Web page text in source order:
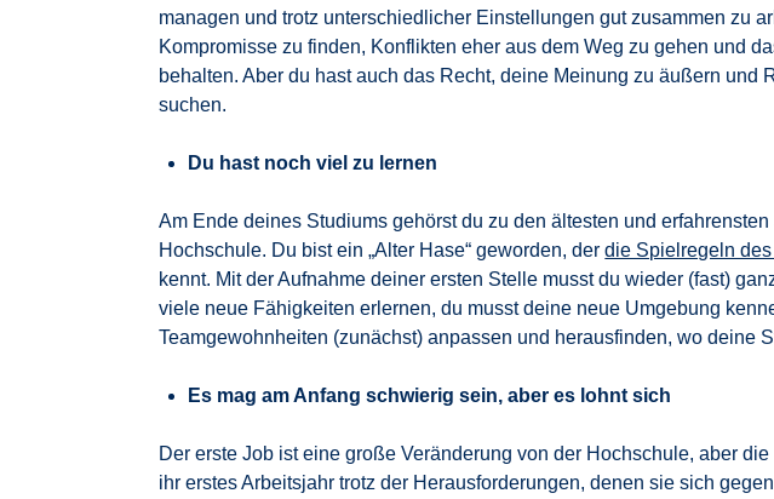
managen und trotz unterschiedlicher Einstellungen gut zusammen zu
Kompromisse zu finden, Konflikten eher aus dem Weg zu gehen und
behalten. Aber du hast auch das Recht, deine Meinung zu äußern und
suchen.
Du hast noch viel zu lernen
Am Ende deines Studiums gehörst du zu den ältesten und
Hochschule. Du bist ein „Alter Hase“ geworden, derdie Spielregeln
kennt. Mit der Aufnahme deiner ersten Stelle musst du wieder (fast)
viele neue Fähigkeiten erlernen, du musst deine neue Umgebung
Teamgewohnheiten (zunächst) anpassen und herausfinden, wo deine
Es mag am Anfang schwierig sein, aber es lohnt sich
Der erste Job ist eine große Veränderung von der Hochschule, aber
ihr erstes Arbeitsjahr trotz der Herausforderungen, denen sie sich